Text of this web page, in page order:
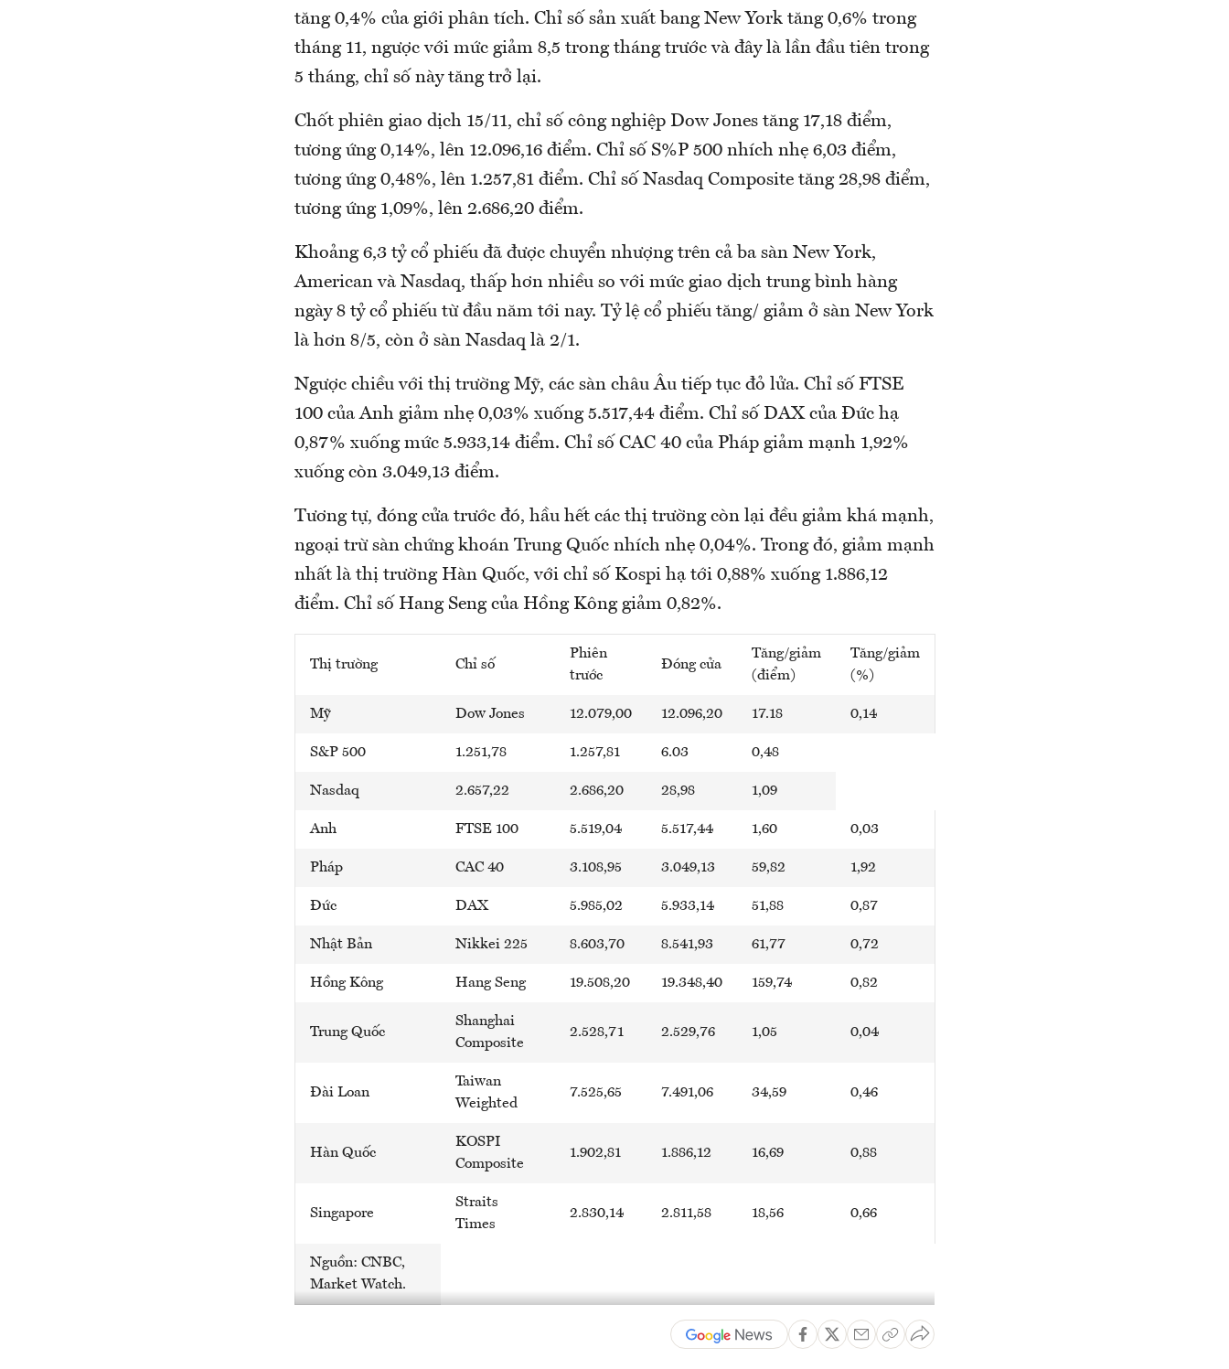
tăng 0,4% của giới phân tích. Chỉ số sản xuất bang New York tăng 0,6% trong
tháng 11, ngược với mức giảm 8,5 trong tháng trước và đây là lần đầu tiên trong
5 tháng, chỉ số này tăng trở lại.
Chốt phiên giao dịch 15/11, chỉ số công nghiệp Dow Jones tăng 17,18 điểm,
tương ứng 0,14%, lên 12.096,16 điểm. Chỉ số S%P 500 nhích nhẹ 6,03 điểm,
tương ứng 0,48%, lên 1.257,81 điểm. Chỉ số Nasdaq Composite tăng 28,98 điểm,
tương ứng 1,09%, lên 2.686,20 điểm.
Khoảng 6,3 tỷ cổ phiếu đã được chuyển nhượng trên cả ba sàn New York,
American và Nasdaq, thấp hơn nhiều so với mức giao dịch trung bình hàng
ngày 8 tỷ cổ phiếu từ đầu năm tới nay. Tỷ lệ cổ phiếu tăng/ giảm ở sàn New York
là hơn 8/5, còn ở sàn Nasdaq là 2/1.
Ngược chiều với thị trường Mỹ, các sàn châu Âu tiếp tục đỏ lửa. Chỉ số FTSE
100 của Anh giảm nhẹ 0,03% xuống 5.517,44 điểm. Chỉ số DAX của Đức hạ
0,87% xuống mức 5.933,14 điểm. Chỉ số CAC 40 của Pháp giảm mạnh 1,92%
xuống còn 3.049,13 điểm.
Tương tự, đóng cửa trước đó, hầu hết các thị trường còn lại đều giảm khá mạnh,
ngoại trừ sàn chứng khoán Trung Quốc nhích nhẹ 0,04%. Trong đó, giảm mạnh
nhất là thị trường Hàn Quốc, với chỉ số Kospi hạ tới 0,88% xuống 1.886,12
điểm. Chỉ số Hang Seng của Hồng Kông giảm 0,82%.
Thị trường Chỉ số
Phiên
trước
Đóng cửa
Tăng/giảm
(điểm)
Tăng/giảm
(%)
Mỹ Dow Jones 12.079,00 12.096,20 17.18 0,14
S&P 500 1.251,78 1.257,81 6.03 0,48
Nasdaq 2.657,22 2.686,20 28,98 1,09
Anh FTSE 100 5.519,04 5.517,44 1,60 0,03
Pháp CAC 40 3.108,95 3.049,13 59,82 1,92
Đức DAX 5.985,02 5.933,14 51,88 0,87
Nhật Bản Nikkei 225 8.603,70 8.541,93 61,77 0,72
Hồng Kông Hang Seng 19.508,20 19.348,40 159,74 0,82
Trung Quốc
Shanghai
Composite
2.528,71 2.529,76 1,05 0,04
Đài Loan
Taiwan
Weighted
7.525,65 7.491,06 34,59 0,46
Hàn Quốc
KOSPI
Composite
1.902,81 1.886,12 16,69 0,88
Singapore
Straits
Times
2.830,14 2.811,58 18,56 0,66
Nguồn: CNBC,
Market Watch.